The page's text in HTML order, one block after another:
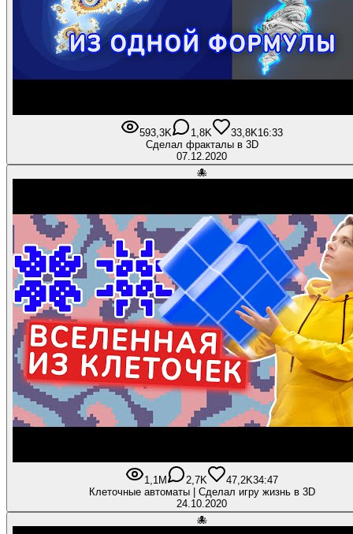
593,3K 1,8K 33,8K16:33
Сделал фракталы в 3D
07.12.2020
🐙
1,1M 2,7K 47,2K34:47
Клеточные автоматы | Сделал игру жизнь в 3D
24.10.2020
🐙